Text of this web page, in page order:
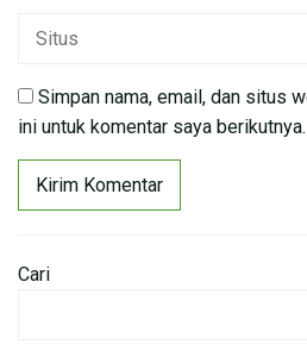
Simpan nama, email, dan situs
ini untuk komentar saya berikutnya.
Cari